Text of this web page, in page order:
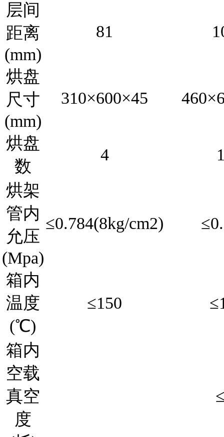
层间
距离
(mm)
81
烘盘
尺寸
(mm)
310×600×45
烘盘
数
4
烘架
管内
允压
(Mpa)
≤0.784(8kg/cm2)
箱内
温度
(℃)
≤150
箱内
空载
真空
度